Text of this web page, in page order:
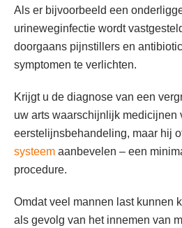
Als er bijvoorbeeld een
urineweginfectie wordt
doorgaans pijnstillers en
symptomen te verlichten.
Krijgt u de diagnose van een
uw arts waarschijnlijk medicijnen
eerstelijnsbehandeling, maar hij
systeem aanbevelen – een
procedure.
Omdat veel mannen last kunnen
als gevolg van het innemen van